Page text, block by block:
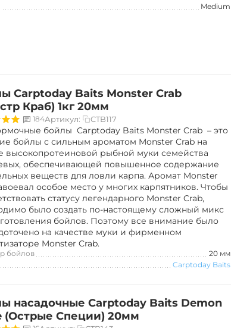
Medium
Carptoday Baits Monster Crab
Краб) 1кг 20мм
184Артикул: CTB117
бойлы Carptoday Baits Monster Crab – это
бойлы с сильным ароматом Monster Crab на
высокопротеиновой рыбной муки семейства
обеспечивающей повышенное содержание
веществ для ловли карпа. Аромат Monster
особое место у многих карпятников. Чтобы
статусу легендарного Monster Crab,
было создать по-настоящему сложный микс
бойлов. Поэтому все внимание было
на качестве муки и фирменном
Monster Crab.
бойлов
20 мм
Carptoday Baits
насадочные Carptoday Baits Demon
(Острые Специи) 20мм